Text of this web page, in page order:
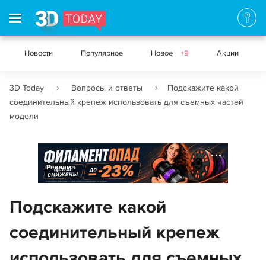
Новости Популярное Новое +9 Акции
3D Today Вопросы и ответы
Подскажите какой
соединительный крепеж использовать для съемных частей
модели
Реклама
Подскажите какой
соединительный крепеж